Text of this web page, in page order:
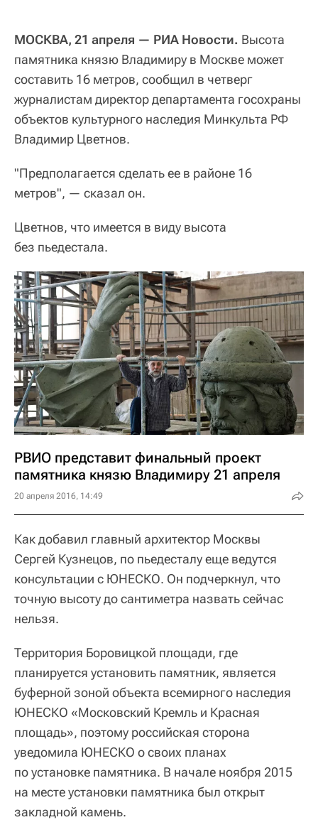
МОСКВА, 21 апреля — РИА Новости. Высота
памятника князю Владимиру в Москве может
составить 16 метров, сообщил в четверг
журналистам директор департамента госохраны
объектов культурного наследия Минкульта РФ
Владимир Цветнов.
"Предполагается сделать ее в районе 16
метров", — сказал он.
Цветнов, что имеется в виду высота
без пьедестала.
РВИО представит финальный проект
памятника князю Владимиру 21 апреля
20 апреля 2016, 14:49
Как добавил главный архитектор Москвы
Сергей Кузнецов, по пьедесталу еще ведутся
консультации с ЮНЕСКО. Он подчеркнул, что
точную высоту до сантиметра назвать сейчас
нельзя.
Территория Боровицкой площади, где
планируется установить памятник, является
буферной зоной объекта всемирного наследия
ЮНЕСКО «Московский Кремль и Красная
площадь», поэтому российская сторона
уведомила ЮНЕСКО о своих планах
по установке памятника. В начале ноября 2015
на месте установки памятника был открыт
закладной камень.